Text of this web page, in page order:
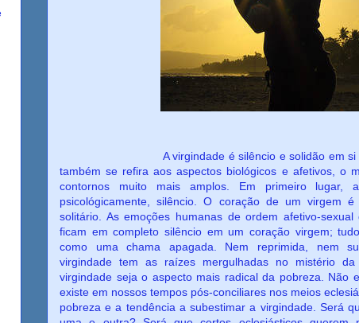
A virgindade é silêncio e solidão em si
também se refira aos aspectos biológicos e afetivos, o
contornos muito mais amplos. Em primeiro lugar,
psicológicamente, silêncio. O coração de um virgem
solitário. As emoções humanas de ordem afetivo-
ficam em completo silêncio em um coração virgem;
como uma chama apagada. Nem reprimida, nem
virgindade tem as raízes mergulhadas no mistério
virgindade seja o aspecto mais radical da pobreza. Não
existe em nossos tempos pós-conciliares nos meios
pobreza e a tendência a subestimar a virgindade. Será